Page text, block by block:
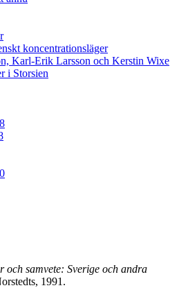
koncentrationsläger
Karl-Erik Larsson och Kerstin Wixe
i Storsien
och samvete: Sverige och andra
1991.